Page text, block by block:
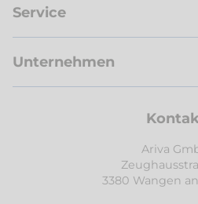
Service
Unternehmen
Ariva
3380 Wangen